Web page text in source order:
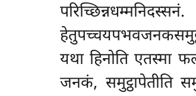
यथा हिनोति एतस्मा
जनकं, समुट्ठापेतीति